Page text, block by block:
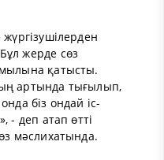
жерде сөз
қатысты.
артында тығылып,
біз ондай іс-
- деп атап өтті
мәслихатында.